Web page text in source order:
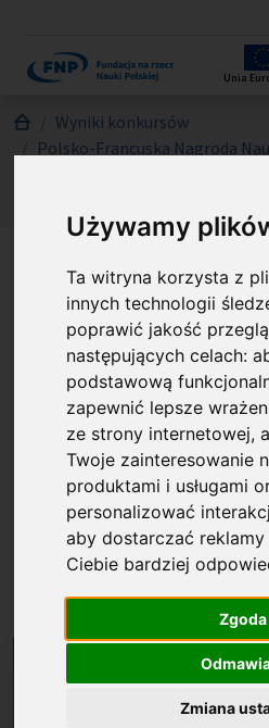
Używamy
Ta witryna korzysta z
innych technologii
poprawić jakość
następujących celach:
podstawową
zapewnić lepsze
ze strony internetowej,
Twoje zainteresowanie
produktami i usługami
personalizować
aby dostarczać
Ciebie bardziej
Zgoda
Zmiana
Unia
Jesteś tutaj:Wyniki konkursów
Polsko-Francuska Nagroda
Laureaci
Francuska
Naukowa im.
Skłodowskiej-
Pierre’a Curie
Dr hab., prof.